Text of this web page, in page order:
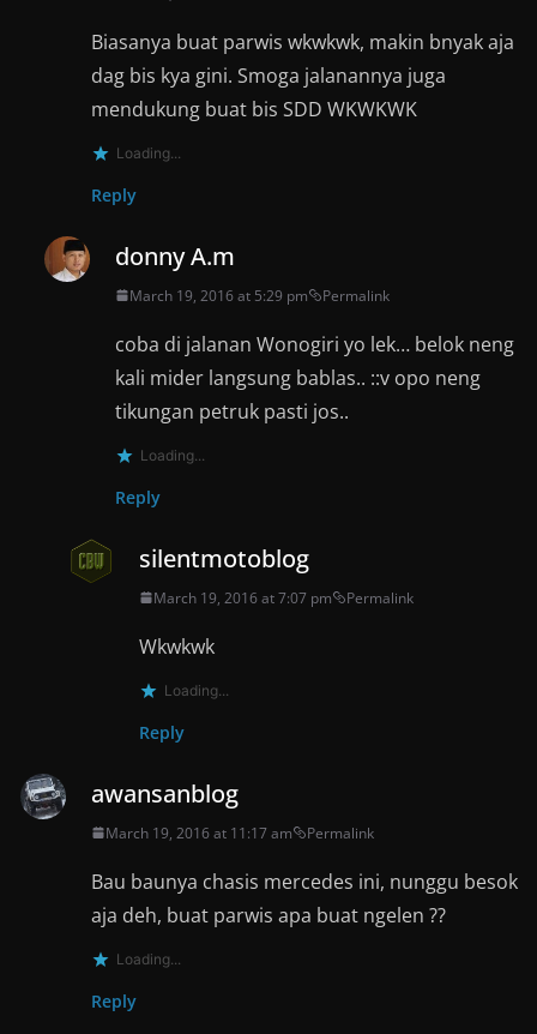
Biasanya buat parwis wkwkwk, makin bnyak aja
dag bis kya gini. Smoga jalanannya juga
mendukung buat bis SDD WKWKWK
Loading...
Reply
donny A.m
March 19, 2016 at 5:29 pm Permalink
coba di jalanan Wonogiri yo lek… belok neng
kali mider langsung bablas.. ::v opo neng
tikungan petruk pasti jos..
Loading...
Reply
silentmotoblog
March 19, 2016 at 7:07 pm Permalink
Wkwkwk
Loading...
Reply
awansanblog
March 19, 2016 at 11:17 am Permalink
Bau baunya chasis mercedes ini, nunggu besok
aja deh, buat parwis apa buat ngelen ??
Loading...
Reply